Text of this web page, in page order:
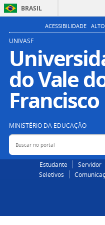
BRASIL
ACESSIBILIDADE
UNIVASF
do Vale
Francisco
MINISTÉRIO DA EDUCAÇÃO
Buscar no portal
Estudante Servidor
Seletivos